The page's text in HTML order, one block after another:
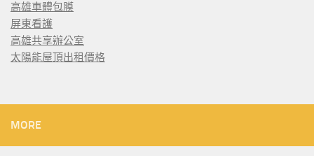
高雄車體包膜
屏東看護
高雄共享辦公室
太陽能屋頂出租價格
MORE